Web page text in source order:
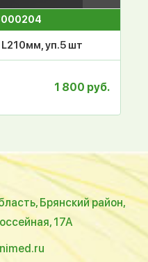
уп.5 шт
1 800 руб.
Брянский район,
17А